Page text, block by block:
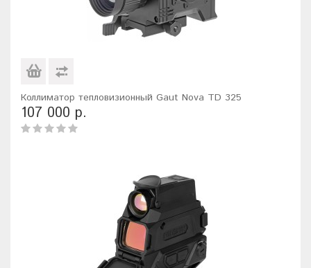
Коллиматор тепловизионный Gaut Nova TD 325
107 000 р.